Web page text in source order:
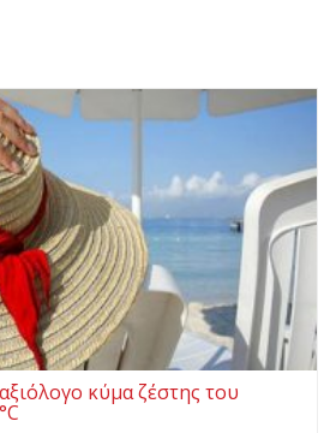
κύμα ζέστης του